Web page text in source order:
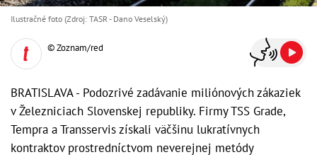
Ilustračné foto (Zdroj: TASR - Dano Veselský)
© Zoznam/red
BRATISLAVA - Podozrivé zadávanie miliónových zákaziek
v Železniciach Slovenskej republiky. Firmy TSS Grade,
Tempra a Transservis získali väčšinu lukratívnych
kontraktov prostredníctvom neverejnej metódy